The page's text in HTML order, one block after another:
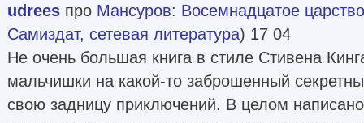
udrees про Мансуров: Восемнадцатое
Самиздат, сетевая литература) 17 04
Не очень большая книга в стиле Стивена
мальчишки на какой-то заброшенный
свою задницу приключений. В целом